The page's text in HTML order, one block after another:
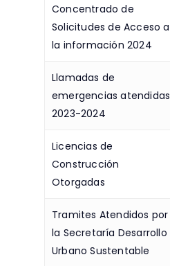
Concentrado de
Solicitudes de Acceso a
la información 2024
Llamadas de
emergencias atendidas
2023-2024
Licencias de
Construcción
Otorgadas
Tramites Atendidos por
la Secretaría Desarrollo
Urbano Sustentable